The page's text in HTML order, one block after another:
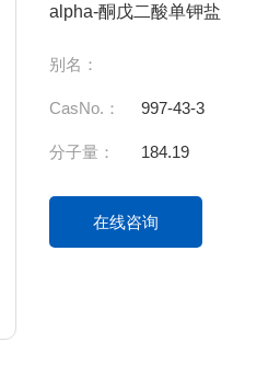
alpha-酮戊二酸单钾盐
别名：
CasNo.： 997-43-3
分子量： 184.19
在线咨询